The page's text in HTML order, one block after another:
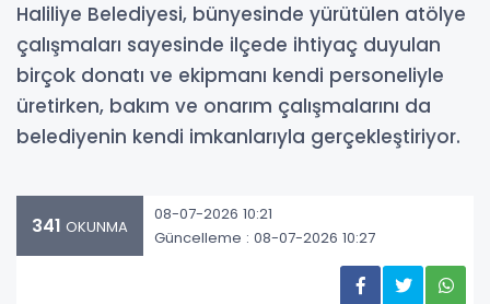
Haliliye Belediyesi, bünyesinde yürütülen atölye
çalışmaları sayesinde ilçede ihtiyaç duyulan
birçok donatı ve ekipmanı kendi personeliyle
üretirken, bakım ve onarım çalışmalarını da
belediyenin kendi imkanlarıyla gerçekleştiriyor.
341 OKUNMA
08-07-2026 10:21
Güncelleme : 08-07-2026 10:27